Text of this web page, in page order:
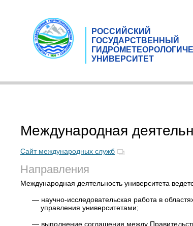
РОССИЙСКИЙ
ГОСУДАРСТВЕННЫЙ
УНИВЕРСИТЕТ
Международная
Сайт международных служб
Направления
Международная деятельность университета
— научно-исследовательская работа в
управления университетами;
— выполнение соглашения между